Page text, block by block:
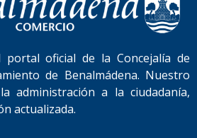
oficial de la Concejalía de
de Benalmádena. Nuestro
administración a la ciudadanía,
actualizada.